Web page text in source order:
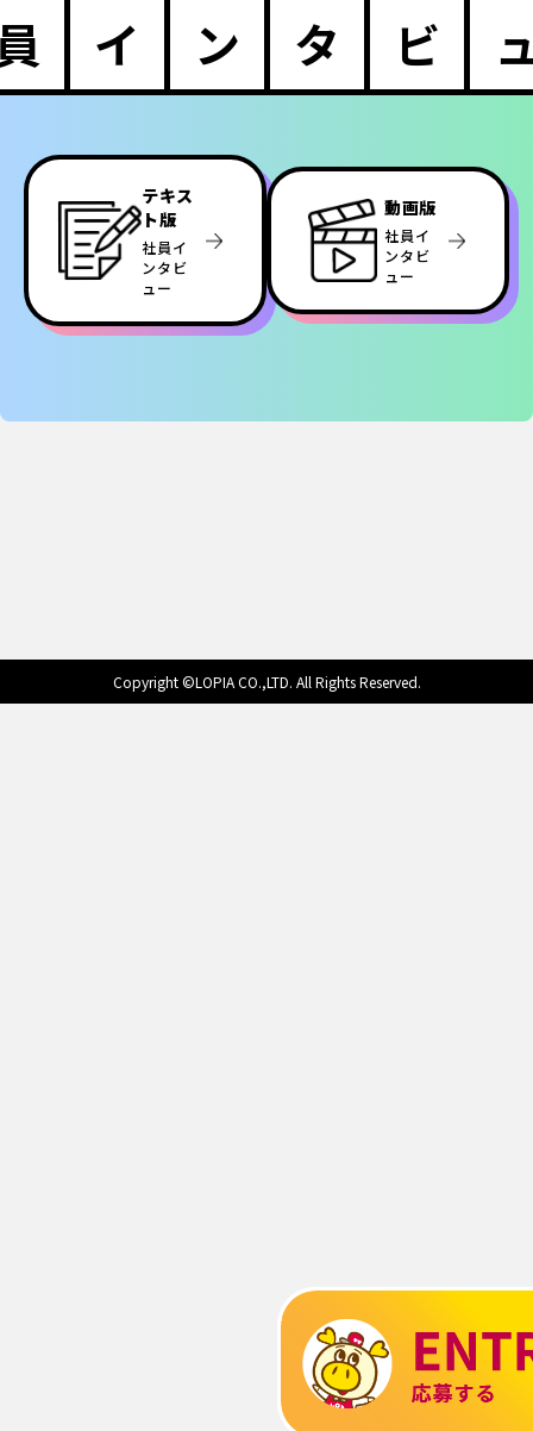
イ ン タ ビ
テキス
ト版
社員イ
ンタビ
ュー
動画版
社員イ
ンタビ
ュー
Copyright ©LOPIA CO.,LTD. All Rights Reserved.